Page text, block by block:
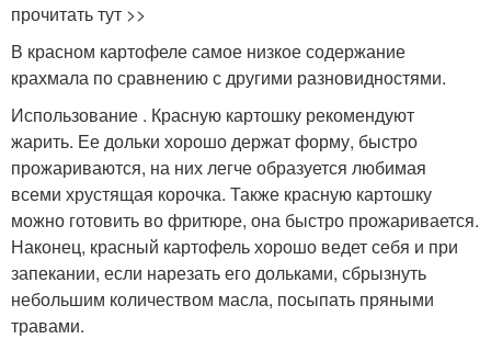
прочитать тут >>
В красном картофеле самое низкое содержание
крахмала по сравнению с другими разновидностями.
Использование . Красную картошку рекомендуют
жарить. Ее дольки хорошо держат форму, быстро
прожариваются, на них легче образуется любимая
всеми хрустящая корочка. Также красную картошку
можно готовить во фритюре, она быстро прожаривается.
Наконец, красный картофель хорошо ведет себя и при
запекании, если нарезать его дольками, сбрызнуть
небольшим количеством масла, посыпать пряными
травами.